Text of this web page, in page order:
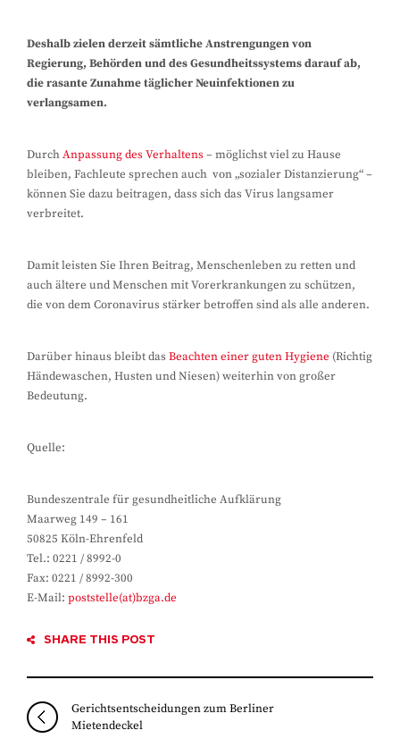
Deshalb zielen derzeit sämtliche Anstrengungen von
Regierung, Behörden und des Gesundheitssystems darauf ab,
die rasante Zunahme täglicher Neuinfektionen zu
verlangsamen.
DurchAnpassung des Verhaltens – möglichst viel zu Hause
bleiben, Fachleute sprechen auch von „sozialer Distanzierung“ –
können Sie dazu beitragen, dass sich das Virus langsamer
verbreitet.
Damit leisten Sie Ihren Beitrag, Menschenleben zu retten und
auch ältere und Menschen mit Vorerkrankungen zu schützen,
die von dem Coronavirus stärker betroffen sind als alle anderen.
Darüber hinaus bleibt das Beachten einer guten Hygiene (Richtig
Händewaschen, Husten und Niesen) weiterhin von großer
Bedeutung.
Quelle:
Bundeszentrale für gesundheitliche Aufklärung
Maarweg 149 – 161
50825 Köln-Ehrenfeld
Tel.: 0221 / 8992-0
Fax: 0221 / 8992-300
E-Mail: poststelle(at)bzga.de
SHARE THIS POST
Gerichtsentscheidungen zum Berliner
Mietendeckel